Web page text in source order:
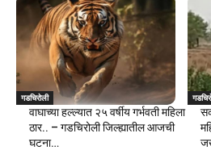
गडचिरोली
वाघाच्या हल्ल्यात २५ वर्षीय गर्भवती महिला
ठार.. – गडचिरोली जिल्ह्यातील आजची
घटना…